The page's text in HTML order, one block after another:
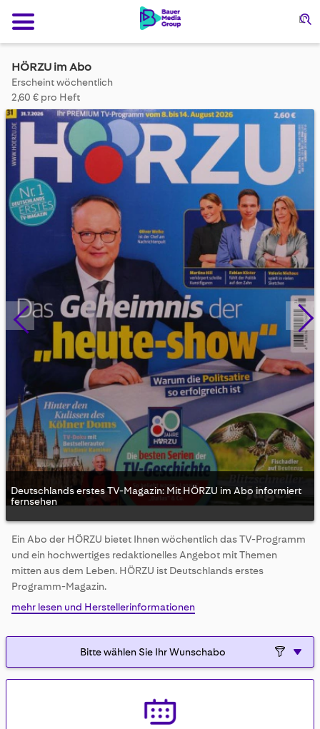
HÖRZU im Abo
Erscheint wöchentlich
2,60 € pro Heft
Skip
to
the
end
the
images
gallery
Deutschlands erstes TV-Magazin: Mit HÖRZU im Abo informiert
fernsehen
to
the
beginning
of
images
Ein Abo der HÖRZU bietet Ihnen wöchentlich das TV-Programm
und ein hochwertiges redaktionelles Angebot mit Themen
mitten aus dem Leben. HÖRZU ist Deutschlands erstes
Programm-Magazin.
mehr lesen und Herstellerinformationen